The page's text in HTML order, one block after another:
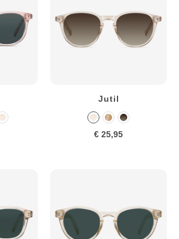
Jutil
€ 25,95